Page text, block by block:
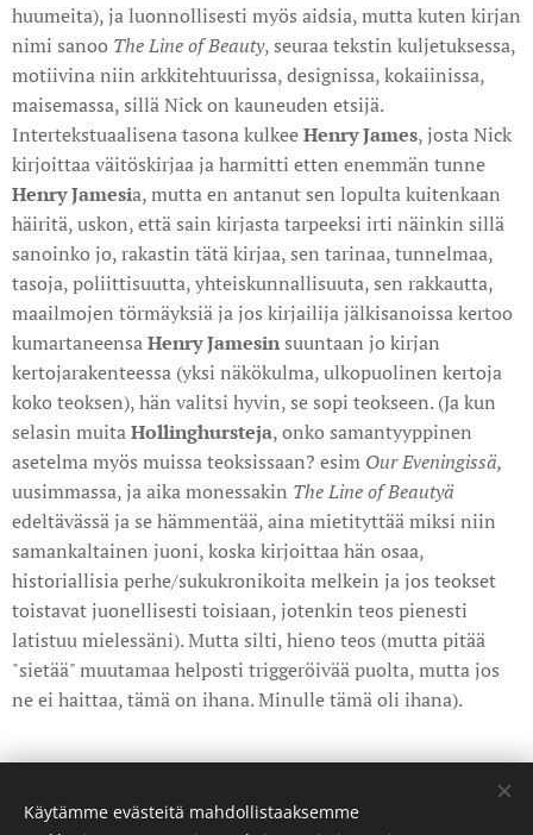
huumeita), ja luonnollisesti myös aidsia, mutta kuten kirjan
nimi sanoo The Line of Beauty, seuraa tekstin kuljetuksessa,
motiivina niin arkkitehtuurissa, designissa, kokaiinissa,
maisemassa, sillä Nick on kauneuden etsijä.
Intertekstuaalisena tasona kulkeeHenry James, josta Nick
kirjoittaa väitöskirjaa ja harmitti etten enemmän tunne
Henry Jamesia, mutta en antanut sen lopulta kuitenkaan
häiritä, uskon, että sain kirjasta tarpeeksi irti näinkin sillä
sanoinko jo, rakastin tätä kirjaa, sen tarinaa, tunnelmaa,
tasoja, poliittisuutta, yhteiskunnallisuuta, sen rakkautta,
maailmojen törmäyksiä ja jos kirjailija jälkisanoissa kertoo
kumartaneensaHenryJamesin suuntaan jo kirjan
kertojarakenteessa (yksi näkökulma, ulkopuolinen kertoja
koko teoksen), hän valitsi hyvin, se sopi teokseen. (Ja kun
selasin muitaHollinghursteja, onko samantyyppinen
asetelma myös muissa teoksissaan? esim Our Eveningissä,
uusimmassa, ja aika monessakin The Line of Beautyä
edeltävässä ja se hämmentää, aina mietityttää miksi niin
samankaltainen juoni, koska kirjoittaa hän osaa,
historiallisia perhe/sukukronikoita melkein ja jos teokset
toistavat juonellisesti toisiaan, jotenkin teos pienesti
latistuu mielessäni). Mutta silti, hieno teos (mutta pitää
"sietää" muutamaa helposti triggeröivää puolta, mutta jos
ne ei haittaa, tämä on ihana. Minulle tämä oli ihana).
Share
Käytämme evästeitä mahdollistaaksemme